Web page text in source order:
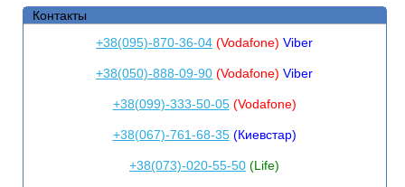
Контакты
+38(095)-870-36-04 (Vodafone)Viber
+38(050)-888-09-90 (Vodafone)Viber
+38(099)-333-50-05(Vodafone)
+38(067)-761-68-35(Киевстар)
+38(073)-020-55-50 (Life)